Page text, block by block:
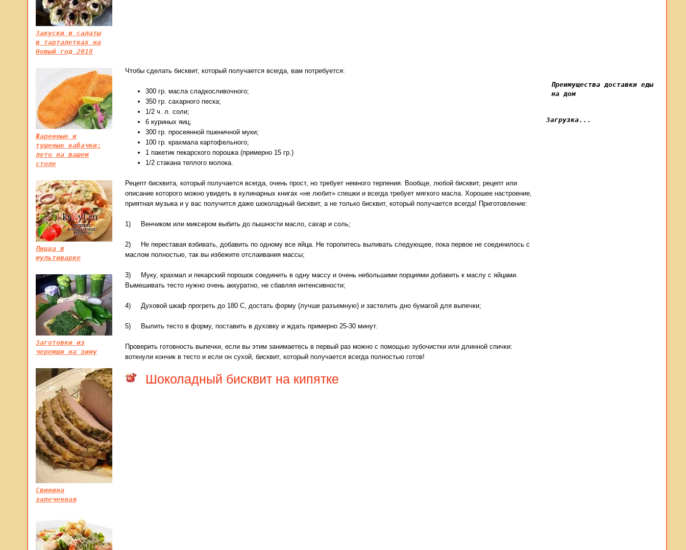
Чтобы сделать бисквит, который получается всегда, вам потребуется:
300 гр. масла сладкосливочного;
350 гр. сахарного песка;
1/2 ч. л. соли;
6 куриных яиц;
300 гр. просеянной пшеничной муки;
100 гр. крахмала картофельного;
1 пакетик пекарского порошка (примерно 15 гр.)
1/2 стакана теплого молока.
Рецепт бисквита, который получается всегда, очень прост, но требует немного терпения. Вообще, любой бисквит, рецепт или
описание которого можно увидеть в кулинарных книгах «не любит» спешки и всегда требует мягкого масла. Хорошее настроение,
приятная музыка и у вас получится даже шоколадный бисквит, а не только бисквит, который получается всегда! Приготовление:
1) Венчиком или миксером выбить до пышности масло, сахар и соль;
2) Не переставая взбивать, добавить по одному все яйца. Не торопитесь выливать следующее, пока первое не соединилось с
маслом полностью, так вы избежите отслаивания массы;
3) Муку, крахмал и пекарский порошок соединить в одну массу и очень небольшими порциями добавить к маслу с яйцами.
Вымешивать тесто нужно очень аккуратно, не сбавляя интенсивности;
4) Духовой шкаф прогреть до 180 С, достать форму (лучше разъемную) и застелить дно бумагой для выпечки;
5) Вылить тесто в форму, поставить в духовку и ждать примерно 25-30 минут.
Проверить готовность выпечки, если вы этим занимаетесь в первый раз можно с помощью зубочистки или длинной спички:
воткнули кончик в тесто и если он сухой, бисквит, который получается всегда полностью готов!
Шоколадный бисквит на кипятке
Закуски и салаты
в тарталетках на
Новый год 2018
Жаренные и
тушеные кабачки:
лето на вашем
столе
Пицца в
мультиварке
Заготовки из
черемши на зиму
Свинина
запеченная
Преимущества доставки еды
на дом
Загрузка...